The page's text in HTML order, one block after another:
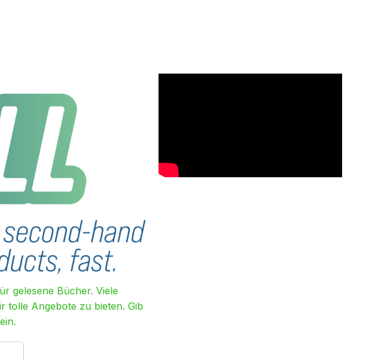
gelesene Bücher. Viele
tolle Angebote zu bieten. Gib